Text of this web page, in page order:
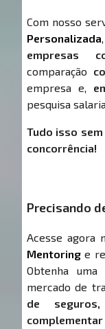
Com nosso
Personalizada
empresas
comparação
empresa e,
pesquisa
Tudo isso
concorrência!
Precisando
Acesse agora
Mentoring e
Obtenha
mercado de
de